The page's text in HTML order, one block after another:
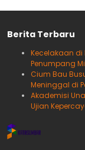
Berita Terbaru
Kecelakaan di
Penumpang
Cium Bau
Meninggal di
Akademisi
Ujian